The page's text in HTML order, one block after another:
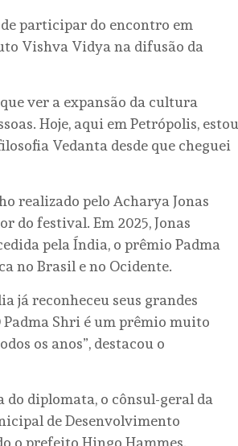
participar do encontro em
Vishva Vidya na difusão da
ver a expansão da cultura
Hoje, aqui em Petrópolis, estou
Vedanta desde que cheguei
realizado pelo Acharya Jonas
do festival. Em 2025, Jonas
pela Índia, o prêmio Padma
no Brasil e no Ocidente.
já reconheceu seus grandes
Shri é um prêmio muito
os anos”, destacou o
diplomata, o cônsul-geral da
de Desenvolvimento
o prefeito Hingo Hammes.